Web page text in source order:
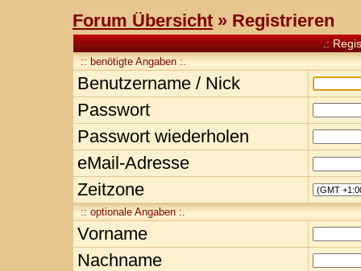
Forum Übersicht » Registrieren
.:
:: benötigte Angaben :.
Benutzername / Nick
Passwort
Passwort wiederholen
eMail-Adresse
Zeitzone
:: optionale Angaben :.
Vorname
Nachname